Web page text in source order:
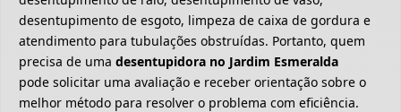
desentupimento de esgoto, limpeza de caixa de gordura e
atendimento para tubulações obstruídas. Portanto, quem
precisa de uma desentupidora no Jardim Esmeralda
pode solicitar uma avaliação e receber orientação sobre o
melhor método para resolver o problema com eficiência.